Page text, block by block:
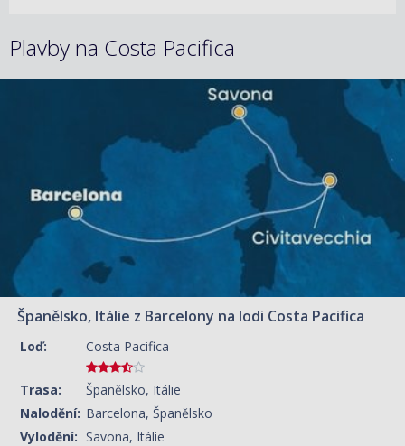
Plavby na Costa Pacifica
Španělsko, Itálie z Barcelony na lodi Costa Pacifica
Loď: Costa Pacifica
Trasa:
Španělsko, Itálie
Nalodění: Barcelona, Španělsko
Vylodění: Savona, Itálie
ZOBRAZIT DETAIL
24.11.2026 – 27.11.2026
5 300 KČ/OS.
(219 €)